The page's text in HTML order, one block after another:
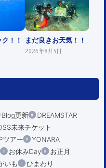
！！ まだ良きお天気！！
2026年8月5日
Blog更新
DREAMSTAR
未来チケット
ツアー
YONARA
お休みDay
お正月
いも
ひまわり